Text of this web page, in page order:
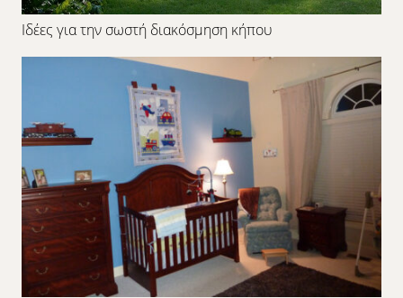
Ιδέες για την σωστή διακόσμηση κήπου